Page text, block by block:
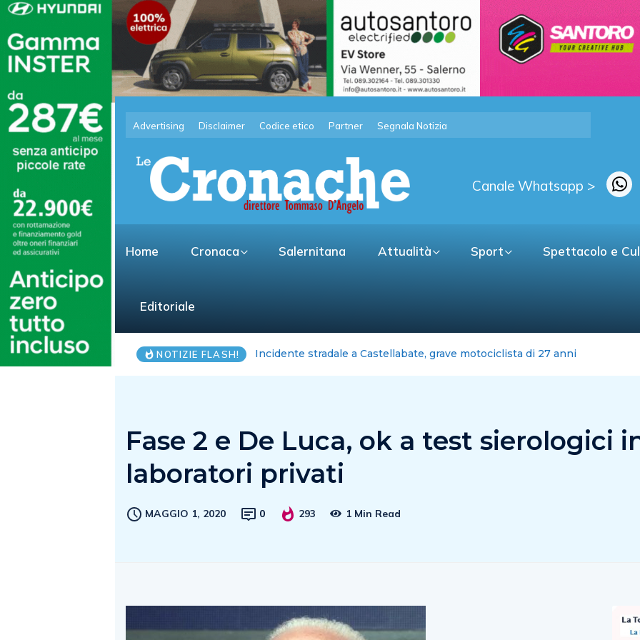
Advertising Disclaimer Codice etico Partner Segnala Notizia
Canale Whatsapp >
Home Cronaca Salernitana Attualità Sport Spettacolo e
Editoriale
NOTIZIE FLASH! Salerno, anziano scippato in via Mobilio
Fase 2 e De Luca, ok a test sierologici
laboratori privati
MAGGIO 1, 2020 0 293 1 Min Read